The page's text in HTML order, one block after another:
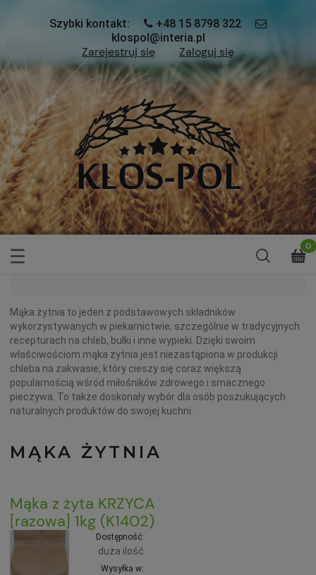
Szybki kontakt:
+48 15 8798 322
klospol@interia.pl
Zarejestruj się Zaloguj się
Mąka żytnia to jeden z podstawowych składników
wykorzystywanych w piekarnictwie, szczególnie w tradycyjnych
recepturach na chleb, bułki i inne wypieki. Dzięki swoim
właściwościom mąka żytnia jest niezastąpiona w produkcji
chleba na zakwasie, który cieszy się coraz większą
popularnością wśród miłośników zdrowego i smacznego
pieczywa. To także doskonały wybór dla osób poszukujących
naturalnych produktów do swojej kuchni.
MĄKA ŻYTNIA
Mąka z żyta KRZYCA
[razowa] 1kg (K1402)
Dostępność:
duża ilość
Wysyłka w: